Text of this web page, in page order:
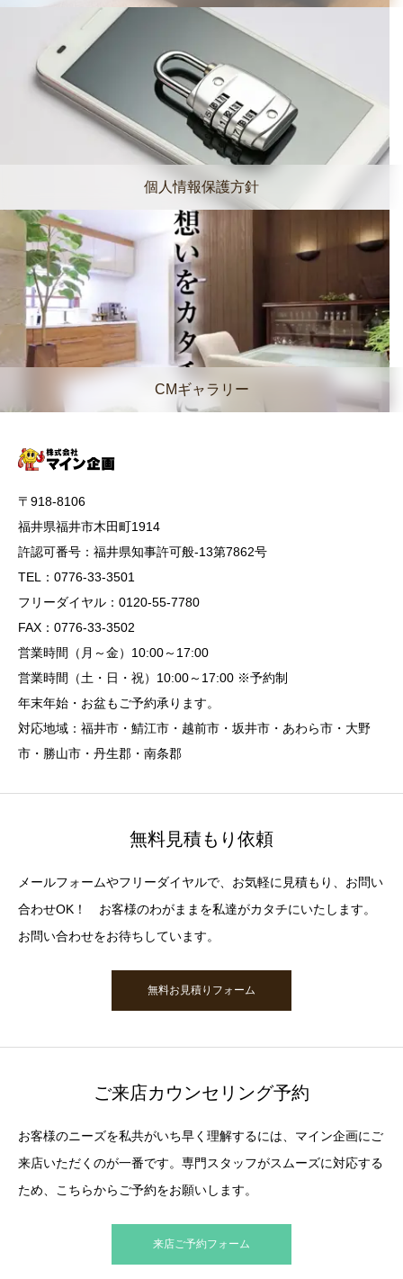
個人情報保護方針
CMギャラリー
〒918-8106
福井県福井市木田町1914
許認可番号：福井県知事許可般-13第7862号
TEL：0776-33-3501
フリーダイヤル：0120-55-7780
FAX：0776-33-3502
営業時間（月～金）10:00～17:00
営業時間（土・日・祝）10:00～17:00 ※予約制
年末年始・お盆もご予約承ります。
対応地域：福井市・鯖江市・越前市・坂井市・あわら市・大野
市・勝山市・丹生郡・南条郡
無料見積もり依頼
メールフォームやフリーダイヤルで、お気軽に見積もり、お問い
合わせOK！ お客様のわがままを私達がカタチにいたします。
お問い合わせをお待ちしています。
無料お見積りフォーム
ご来店カウンセリング予約
お客様のニーズを私共がいち早く理解するには、マイン企画にご
来店いただくのが一番です。専門スタッフがスムーズに対応する
ため、こちらからご予約をお願いします。
来店ご予約フォーム